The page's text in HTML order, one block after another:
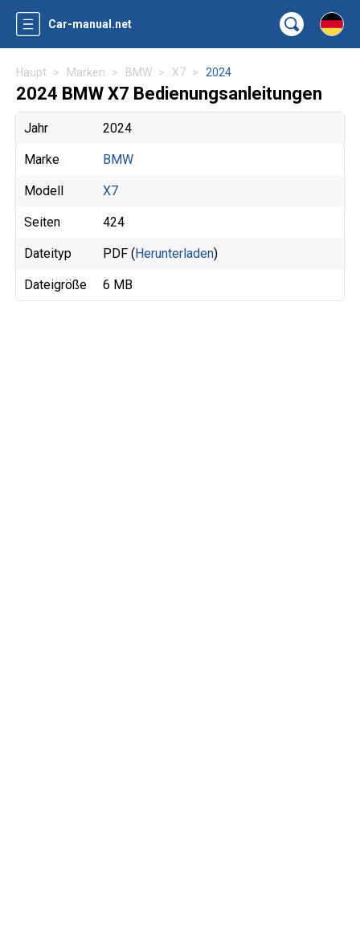
Car-manual.net
Haupt Marken BMW X7 2024
2024 BMW X7 Bedienungsanleitungen
Jahr 2024
Marke BMW
Modell X7
Seiten 424
Dateityp PDF (Herunterladen)
Dateigröße 6 MB